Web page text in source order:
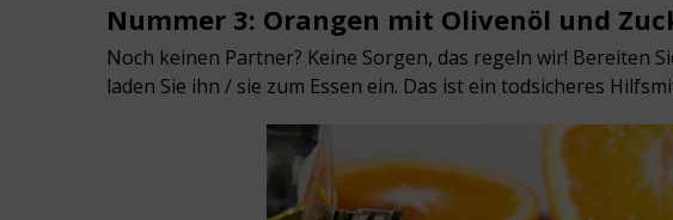
Nummer 3: Orangen mit Olivenöl und
Noch keinen Partner? Keine Sorgen, das regeln wir! Bereiten
laden Sie ihn / sie zum Essen ein. Das ist ein todsicheres